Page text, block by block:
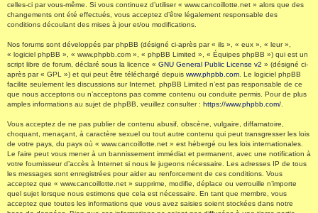
celles-ci par vous-même. Si vous continuez d’utiliser « www.cancoillotte.net » alors que des
changements ont été effectués, vous acceptez d’être légalement responsable des
conditions découlant des mises à jour et/ou modifications.
Nos forums sont développés par phpBB (désigné ci-après par « ils », « eux », « leur »,
« logiciel phpBB », « www.phpbb.com », « phpBB Limited », « Équipes phpBB ») qui est un
script libre de forum, déclaré sous la licence « GNU General Public License v2 » (désigné ci-
après par « GPL ») et qui peut être téléchargé depuis www.phpbb.com . Le logiciel phpBB
facilite seulement les discussions sur Internet. phpBB Limited n’est pas responsable de ce
que nous acceptons ou n’acceptons pas comme contenu ou conduite permis. Pour de plus
amples informations au sujet de phpBB, veuillez consulter : https://www.phpbb.com/
Vous acceptez de ne pas publier de contenu abusif, obscène, vulgaire, diffamatoire,
choquant, menaçant, à caractère sexuel ou tout autre contenu qui peut transgresser les lois
de votre pays, du pays où « www.cancoillotte.net » est hébergé ou les lois internationales.
Le faire peut vous mener à un bannissement immédiat et permanent, avec une notification à
votre fournisseur d’accès à Internet si nous le jugeons nécessaire. Les adresses IP de tous
les messages sont enregistrées pour aider au renforcement de ces conditions. Vous
acceptez que « www.cancoillotte.net » supprime, modifie, déplace ou verrouille n’importe
quel sujet lorsque nous estimons que cela est nécessaire. En tant que membre, vous
acceptez que toutes les informations que vous avez saisies soient stockées dans notre